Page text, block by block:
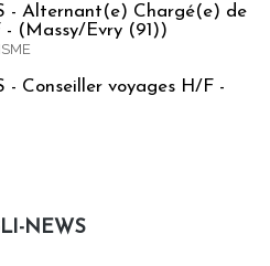
- Alternant(e) Chargé(e) de
- (Massy/Evry (91))
- Conseiller voyages H/F -
NEWS